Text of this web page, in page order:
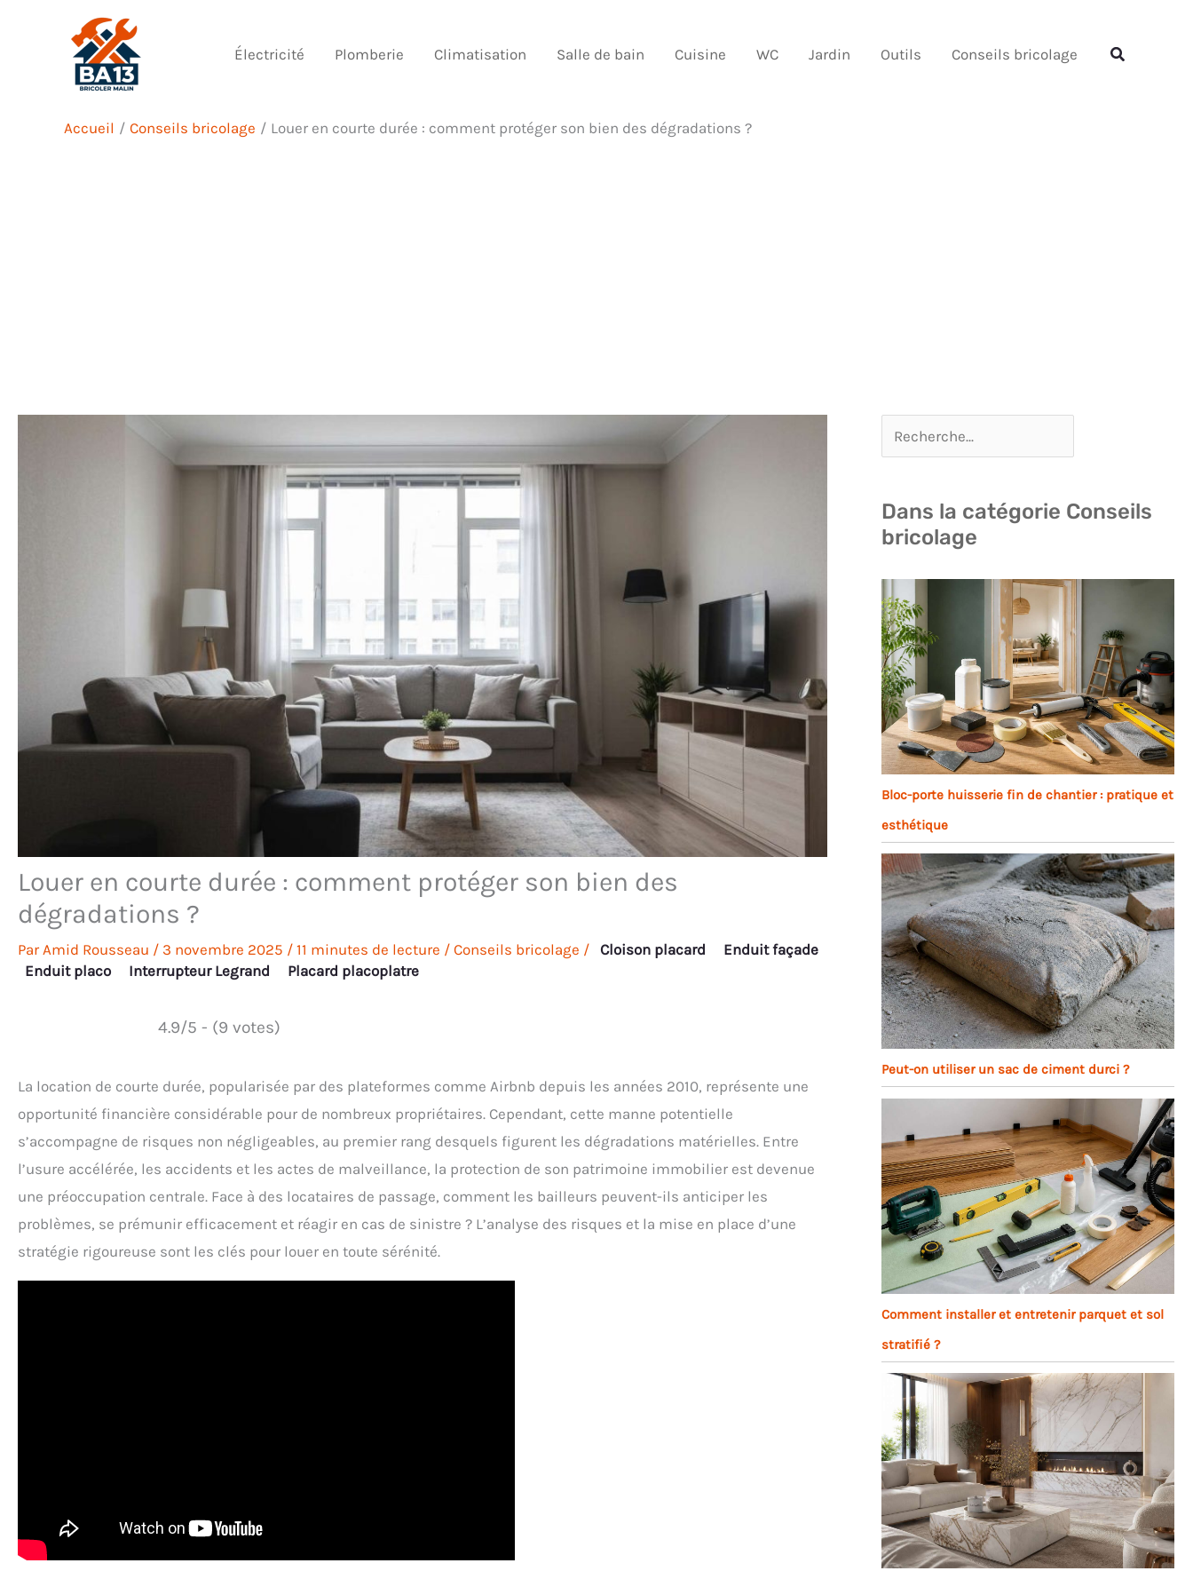
Électricité Plomberie Climatisation Salle de bain Cuisine WC Jardin Outils Conseils bricolage Rechercher
Accueil Conseils bricolage Louer en courte durée : comment protéger son bien des dégradations ?
Louer en courte durée : comment protéger son bien des
dégradations ?
Par Amid Rousseau / 3 novembre 2025 / 11 minutes de lecture / Conseils bricolage / Cloison placard
Enduit façade
Enduit placo
Interrupteur Legrand Placard placoplatre
4.9/5 - (9 votes)
La location de courte durée, popularisée par des plateformes comme Airbnb depuis les années 2010, représente une
opportunité financière considérable pour de nombreux propriétaires. Cependant, cette manne potentielle
s’accompagne de risques non négligeables, au premier rang desquels figurent les dégradations matérielles. Entre
l’usure accélérée, les accidents et les actes de malveillance, la protection de son patrimoine immobilier est devenue
une préoccupation centrale. Face à des locataires de passage, comment les bailleurs peuvent-ils anticiper les
problèmes, se prémunir efficacement et réagir en cas de sinistre ? L’analyse des risques et la mise en place d’une
stratégie rigoureuse sont les clés pour louer en toute sérénité.
Dans la catégorie Conseils
bricolage
Bloc-porte huisserie fin de chantier : pratique et
esthétique
Peut-on utiliser un sac de ciment durci ?
Comment installer et entretenir parquet et sol
stratifié ?